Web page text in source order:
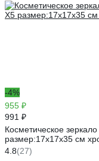
-4%
955 ₽
991 ₽
Косметическое
размер:17х17х35 см
4.8(27)